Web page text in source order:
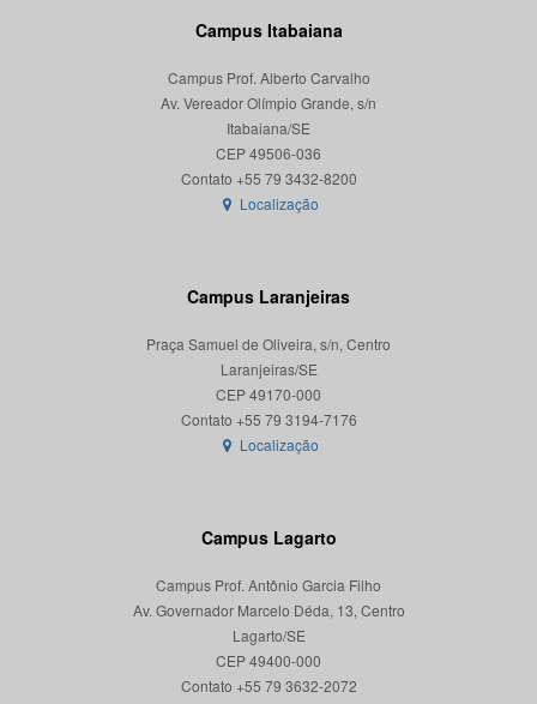
Campus Itabaiana
Campus Prof. Alberto Carvalho
Av. Vereador Olímpio Grande, s/n
Itabaiana/SE
CEP 49506-036
Localização
Campus Laranjeiras
Praça Samuel de Oliveira, s/n, Centro
Laranjeiras/SE
CEP 49170-000
Localização
Campus Lagarto
Campus Prof. Antônio Garcia Filho
Av. Governador Marcelo Déda, 13, Centro
Lagarto/SE
CEP 49400-000